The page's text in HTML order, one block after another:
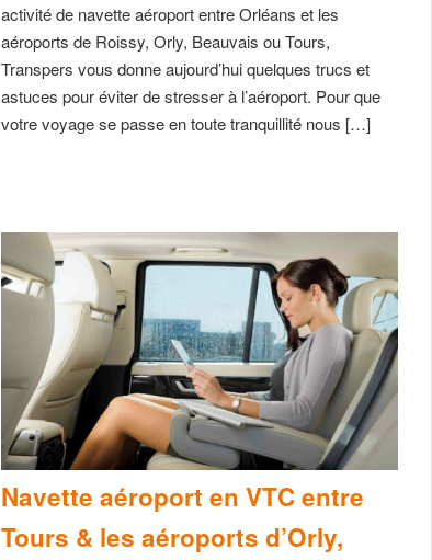
activité de navette aéroport entre Orléans et les
aéroports de Roissy, Orly, Beauvais ou Tours,
Transpers vous donne aujourd’hui quelques trucs et
astuces pour éviter de stresser à l’aéroport. Pour que
votre voyage se passe en toute tranquillité nous […]
Navette aéroport en VTC entre
Tours & les aéroports d’Orly,